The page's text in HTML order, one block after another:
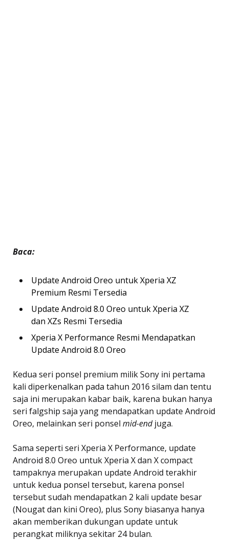
Baca:
Update Android Oreo untuk Xperia XZ
Premium Resmi Tersedia
Update Android 8.0 Oreo untuk Xperia XZ
dan XZs Resmi Tersedia
Xperia X Performance Resmi Mendapatkan
Update Android 8.0 Oreo
Kedua seri ponsel premium milik Sony ini pertama
kali diperkenalkan pada tahun 2016 silam dan tentu
saja ini merupakan kabar baik, karena bukan hanya
seri falgship saja yang mendapatkan update Android
Oreo, melainkan seri ponsel mid-endjuga.
Sama seperti seri Xperia X Performance, update
Android 8.0 Oreo untuk Xperia X dan X compact
tampaknya merupakan update Android terakhir
untuk kedua ponsel tersebut, karena ponsel
tersebut sudah mendapatkan 2 kali update besar
(Nougat dan kini Oreo), plus Sony biasanya hanya
akan memberikan dukungan update untuk
perangkat miliknya sekitar 24 bulan.